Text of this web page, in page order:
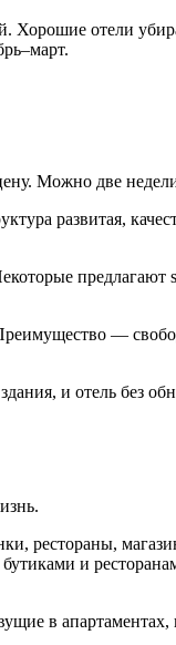
Хорошие отели
Можно две
развитая,
предлагают
—
и отель без
рестораны,
и
в